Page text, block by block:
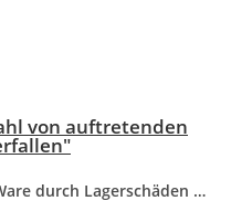
von auftretenden
durch Lagerschäden …